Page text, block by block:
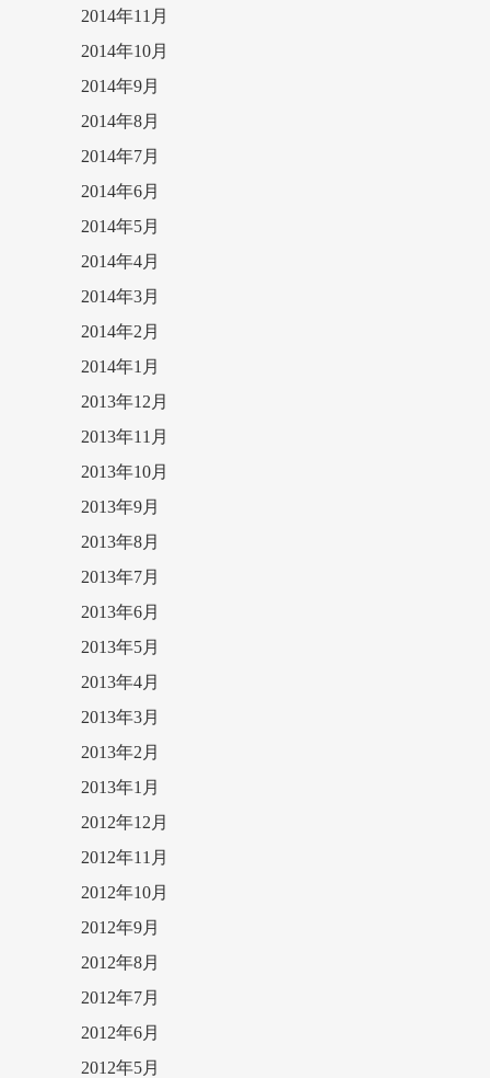
2014年11月
2014年10月
2014年9月
2014年8月
2014年7月
2014年6月
2014年5月
2014年4月
2014年3月
2014年2月
2014年1月
2013年12月
2013年11月
2013年10月
2013年9月
2013年8月
2013年7月
2013年6月
2013年5月
2013年4月
2013年3月
2013年2月
2013年1月
2012年12月
2012年11月
2012年10月
2012年9月
2012年8月
2012年7月
2012年6月
2012年5月